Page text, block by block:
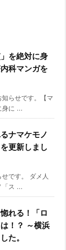
を絶対に身
科マンガを
知らせです。【マ
身に ...
ナマケモノ
更新しまし
です。 ダメ人
「ス ...
れる！「ロ
！？ ～横浜
た。